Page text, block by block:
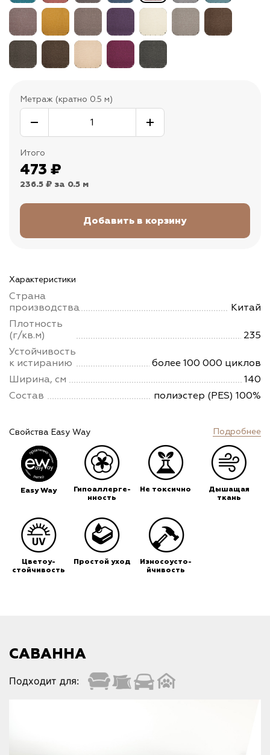
Метраж (кратно 0.5 м)
Итого
473 ₽
236.5 ₽ за 0.5 м
Характеристики
Страна
производства
Китай
Плотность
(г/кв.м)
235
Устойчивость
к истиранию
более 100 000 циклов
Ширина, см
140
Состав
полиэстер (PES) 100%
Свойства Easy Way Подробнее
Easy Way
Гипоаллерге-
нность
Не токсично
Дышащая
ткань
Цветоу-
стойчивость
Простой уход
Износоусто-
йчивость
САВАННА
Подходит для: